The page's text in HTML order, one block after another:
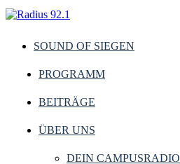
SOUND OF SIEGEN
PROGRAMM
BEITRÄGE
ÜBER UNS
DEIN CAMPUSRADIO